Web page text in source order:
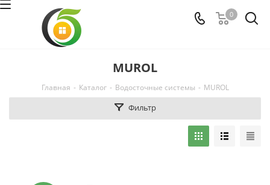
0
MUROL
Главная - Каталог - Водосточные системы - MUROL
Фильтр